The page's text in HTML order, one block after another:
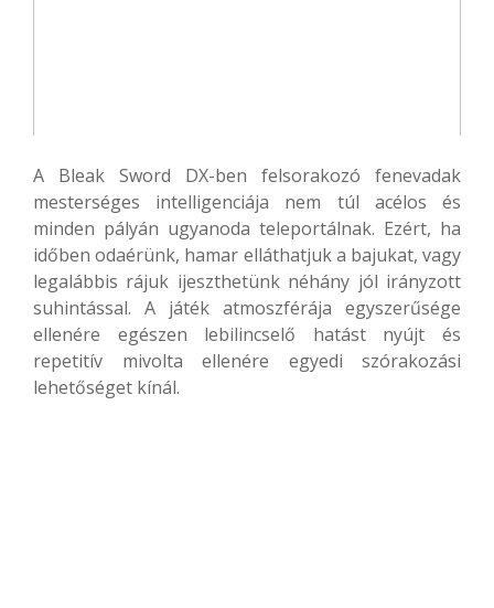
A Bleak Sword DX-ben felsorakozó fenevadak
mesterséges intelligenciája nem túl acélos és
minden pályán ugyanoda teleportálnak. Ezért, ha
időben odaérünk, hamar elláthatjuk a bajukat, vagy
legalábbis rájuk ijeszthetünk néhány jól irányzott
suhintással. A játék atmoszférája egyszerűsége
ellenére egészen lebilincselő hatást nyújt és
repetitív mivolta ellenére egyedi szórakozási
lehetőséget kínál.